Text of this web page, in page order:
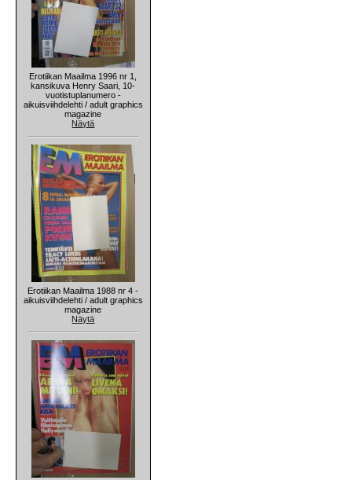
Erotiikan Maailma 1996 nr 1,
kansikuva Henry Saari, 10-
vuotistuplanumero -
aikuisviihdelehti / adult graphics
magazine
Näytä
Erotiikan Maailma 1988 nr 4 -
aikuisviihdelehti / adult graphics
magazine
Näytä